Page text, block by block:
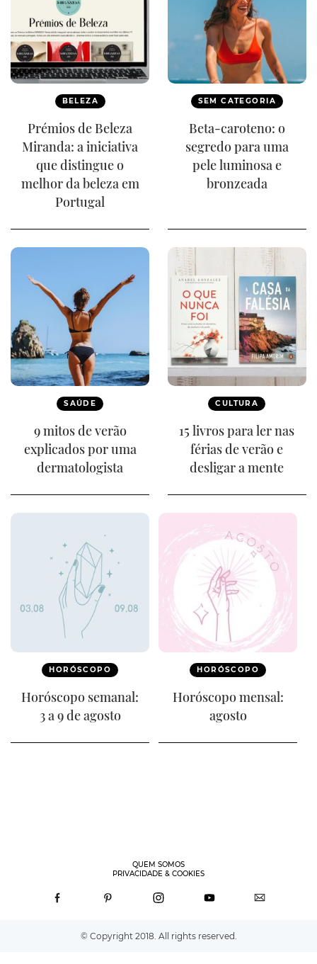
BELEZA
Prémios de Beleza
Miranda: a iniciativa
que distingue o
melhor da beleza em
Portugal
SEM CATEGORIA
Beta-caroteno: o
segredo para uma
pele luminosa e
bronzeada
SAÚDE
9 mitos de verão
explicados por uma
dermatologista
CULTURA
15 livros para ler nas
férias de verão e
desligar a mente
HORÓSCOPO
Horóscopo semanal:
3 a 9 de agosto
HORÓSCOPO
Horóscopo mensal:
agosto
QUEM SOMOS
PRIVACIDADE & COOKIES
© Copyright 2018. All rights reserved.